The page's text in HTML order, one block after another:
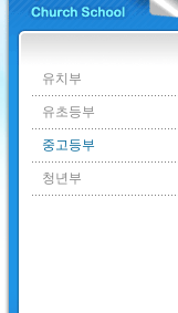
유치부
유초등부
중고등부
청년부